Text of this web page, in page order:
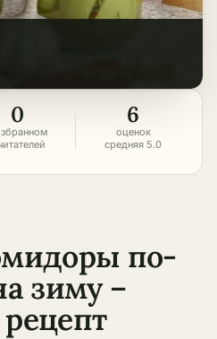
0 6
оценок
средняя 5.0
по-
зиму –